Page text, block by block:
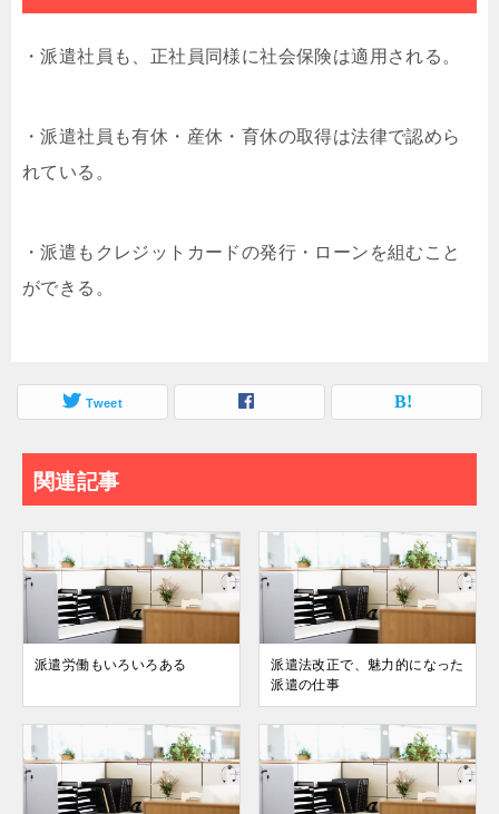
・派遣社員も、正社員同様に社会保険は適用される。
・派遣社員も有休・産休・育休の取得は法律で認めら
れている。
・派遣もクレジットカードの発行・ローンを組むこと
ができる。
Tweet
関連記事
派遣労働もいろいろある
派遣法改正で、魅力的になった
派遣の仕事